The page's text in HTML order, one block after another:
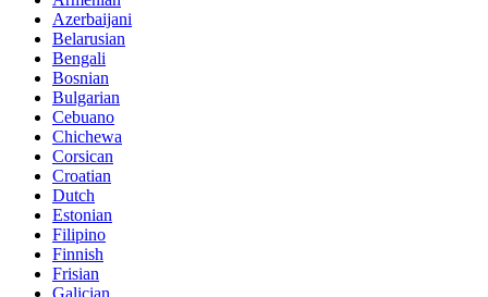
Azerbaijani
Belarusian
Bengali
Bosnian
Bulgarian
Cebuano
Chichewa
Corsican
Croatian
Dutch
Estonian
Filipino
Finnish
Frisian